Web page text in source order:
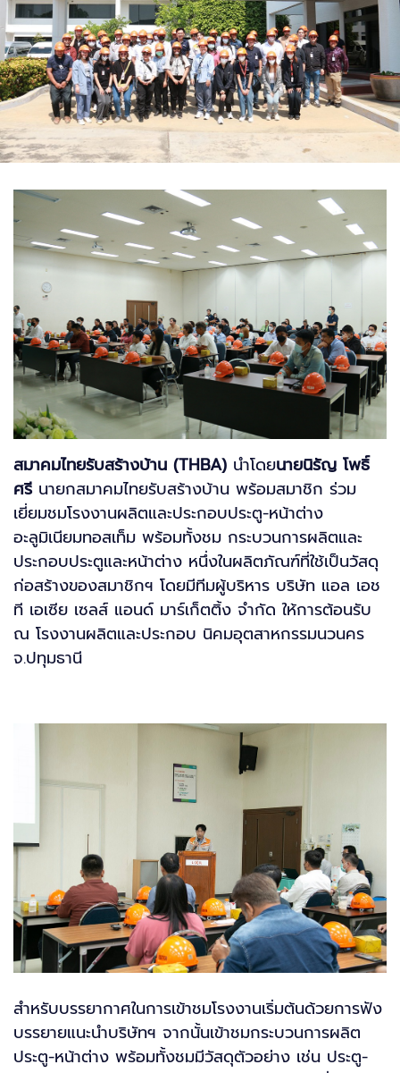
สมาคมไทยรับสร้างบ้าน (THBA) นำโดยนายนิรัญ โพธิ์
ศรี นายกสมาคมไทยรับสร้างบ้าน พร้อมสมาชิก ร่วม
เยี่ยมชมโรงงานผลิตและประกอบประตู-หน้าต่าง
อะลูมิเนียมทอสเท็ม พร้อมทั้งชม กระบวนการผลิตและ
ประกอบประตูและหน้าต่าง หนึ่งในผลิตภัณฑ์ที่ใช้เป็นวัสดุ
ก่อสร้างของสมาชิกฯ โดยมีทีมผู้บริหาร บริษัท แอล เอช
ที เอเซีย เซลส์ แอนด์ มาร์เก็ตติ้ง จำกัด ให้การต้อนรับ
ณ โรงงานผลิตและประกอบ นิคมอุตสาหกรรมนวนคร
จ.ปทุมธานี
สำหรับบรรยากาศในการเข้าชมโรงงานเริ่มต้นด้วยการฟัง
บรรยายแนะนำบริษัทฯ จากนั้นเข้าชมกระบวนการผลิต
ประตู-หน้าต่าง พร้อมทั้งชมมีวัสดุตัวอย่าง เช่น ประตู-